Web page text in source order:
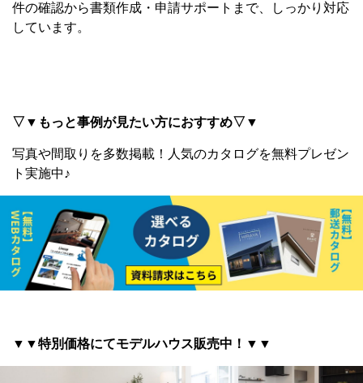
件の確認から書類作成・申請サポートまで、しっかり対応
しています。
▽▼もっと事例が見たい方におすすめ▽▼
写真や間取りを多数掲載！ 人気のカタログを無料プレゼン
ト実施中♪
▼▼特別価格にてモデルハウス販売中！▼▼